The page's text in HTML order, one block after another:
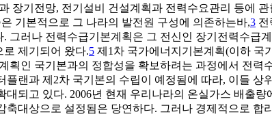
장기전망, 전기설비 건설계획과 전력수요관리 등에
기본적으로 그 나라의 발전원 구성에 의존하는바,3 전
그러나 전력수급기본계획은 그 전신인 장기전력수급
제기되어 왔다.5 제1차 국가에너지기본계획(이하 국
획인 국기본과의 정합성을 확보하려는 과정에서 전
플랜과 제2차 국기본의 수립이 예정됨에 따라, 이들
되고 있다. 2006년 현재 우리나라의 온실가스 배출
대상으로 설정됨은 당연하다. 그러나 경제적으로